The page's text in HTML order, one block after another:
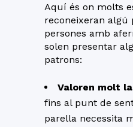
Aquí és on molts
reconeixeran algú
persones amb
solen presentar
patrons:
Valoren molt
fins al punt de
parella necessita